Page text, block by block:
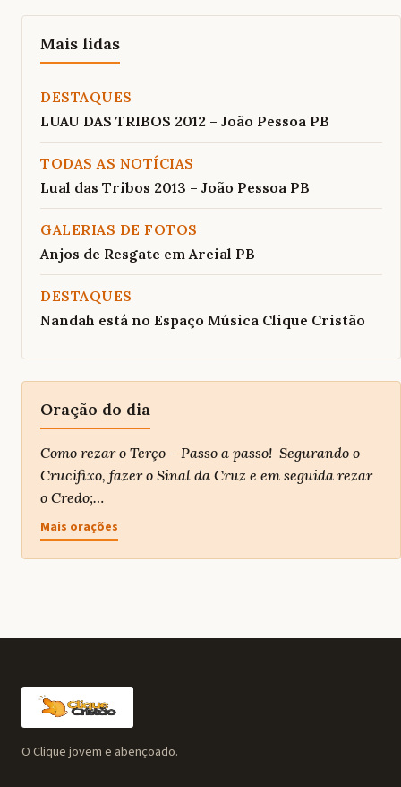
Mais lidas
DESTAQUES
LUAU DAS TRIBOS 2012 – João Pessoa PB
TODAS AS NOTÍCIAS
Lual das Tribos 2013 – João Pessoa PB
GALERIAS DE FOTOS
Anjos de Resgate em Areial PB
DESTAQUES
Nandah está no Espaço Música Clique Cristão
Oração do dia
Como rezar o Terço – Passo a passo! Segurando o
Crucifixo, fazer o Sinal da Cruz e em seguida rezar
o Credo;…
Mais orações
O Clique jovem e abençoado.